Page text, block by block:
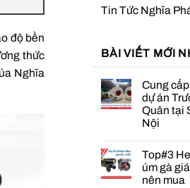
độ bền
thức
Nghĩa
Tin Tức Nghĩa
BÀI VIẾT MỚI
Cung
dự án
Quân tại
Nội
bình
luận
ở
Cung
Top#3
úm gà
nên mua